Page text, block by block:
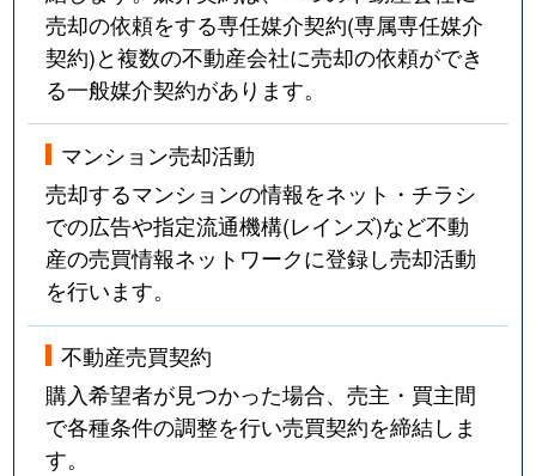
売却の依頼をする専任媒介契約(専属専任媒介
契約)と複数の不動産会社に売却の依頼ができ
る一般媒介契約があります。
マンション売却活動
売却するマンションの情報をネット・チラシ
での広告や指定流通機構(レインズ)など不動
産の売買情報ネットワークに登録し売却活動
を行います。
不動産売買契約
購入希望者が見つかった場合、売主・買主間
で各種条件の調整を行い売買契約を締結しま
す。